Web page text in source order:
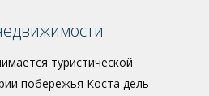
туристической
побережья Коста дель